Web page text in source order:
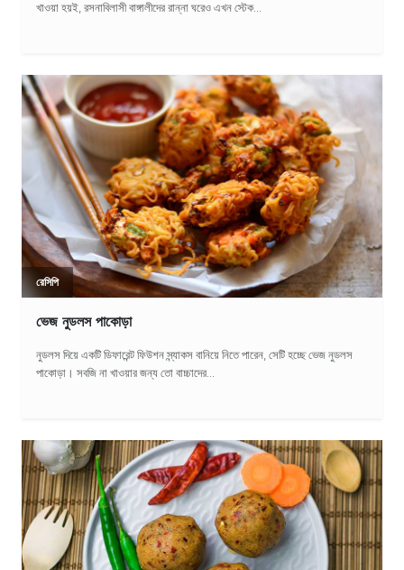
খাওয়া হয়ই, রসনাবিলাসী বাঙ্গালীদের রান্না ঘরেও এখন স্টেক...
রেসিপি
ভেজ নুডলস পাকোড়া
নুডলস দিয়ে একটি ডিফারেন্ট ফিউশন স্ন্যাকস বানিয়ে নিতে পারেন, সেটি হচ্ছে ভেজ নুডলস
পাকোড়া। সবজি না খাওয়ার জন্য তো বাচ্চাদের...